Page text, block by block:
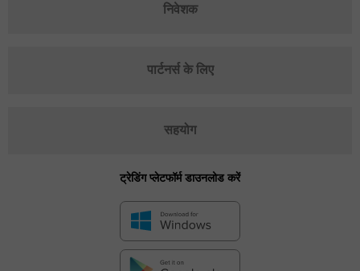
निवेशक
पार्टनर्स के लिए
सहयोग
ट्रेडिंग प्लेटफॉर्म डाउनलोड करें